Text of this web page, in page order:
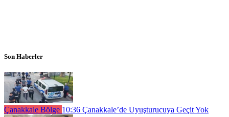
Son Haberler
Çanakkale Bölge 10:36 Çanakkale’de Uyuşturucuya Geçit Yok